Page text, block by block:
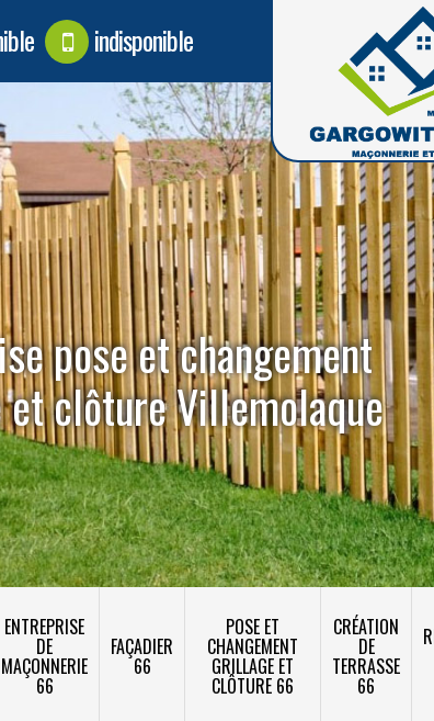
indisponible
pose et changement
clôture Villemolaque
ENTREPRISE
DE
MAÇONNERIE
66
FAÇADIER
66
POSE ET
CHANGEMENT
GRILLAGE ET
CLÔTURE 66
CRÉATION
DE
TERRASSE
66